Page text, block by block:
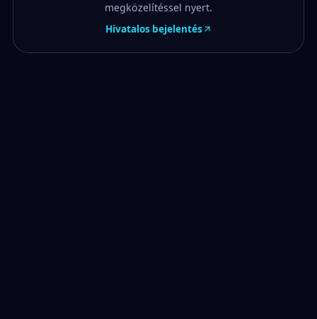
megközelítéssel nyert.
Hivatalos bejelentés